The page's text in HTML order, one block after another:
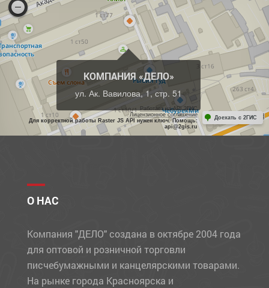
КОМПАНИЯ «ДЕЛО»
ул. Ак. Вавилова, 1, стр. 51
Работает на API 2ГИС
Лицензионное соглашение
Для корректной работы Raster JS API нужен ключ. Помощь:
api@2gis.ru
Доехать с 2ГИС
О НАС
Компания "ДЕЛО" создана в октябре 2004 года
для оптовой и розничной торговли
писчебумажными и канцелярскими товарами.
На рынке города Красноярска и